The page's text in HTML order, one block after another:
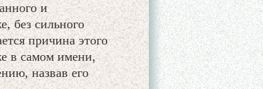
и
без сильного
причина этого
в самом имени,
назвав его